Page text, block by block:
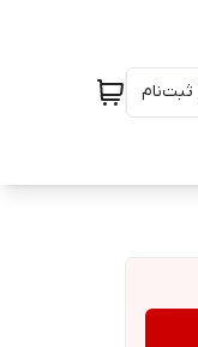
ثبت‌نام